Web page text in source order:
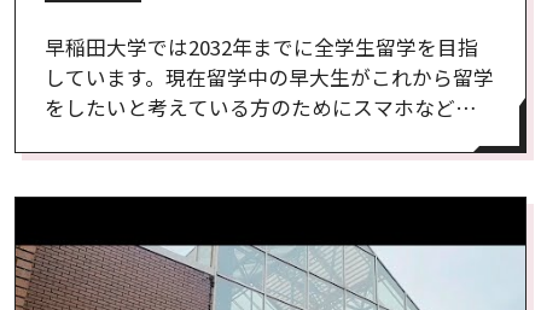
早稲田大学では2032年までに全学生留学を目指
しています。現在留学中の早大生がこれから留学
をしたいと考えている方のためにスマホなどで
ル動画【アメリカ・ハワイ大学マノア校編】で
す。